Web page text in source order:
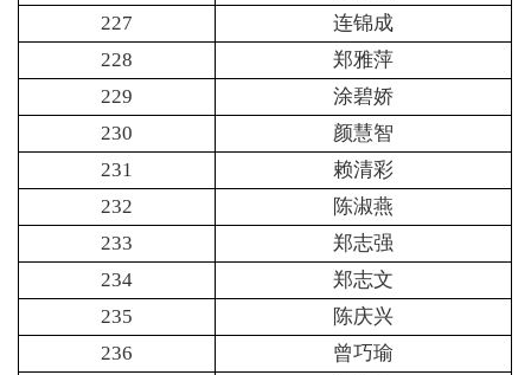
227
连锦成
228
郑雅萍
229
涂碧娇
230
颜慧智
231
赖清彩
232
陈淑燕
233
郑志强
234
郑志文
235
陈庆兴
236
曾巧瑜